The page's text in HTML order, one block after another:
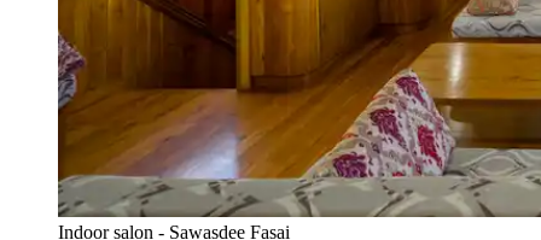
Indoor salon - Sawasdee Fasai